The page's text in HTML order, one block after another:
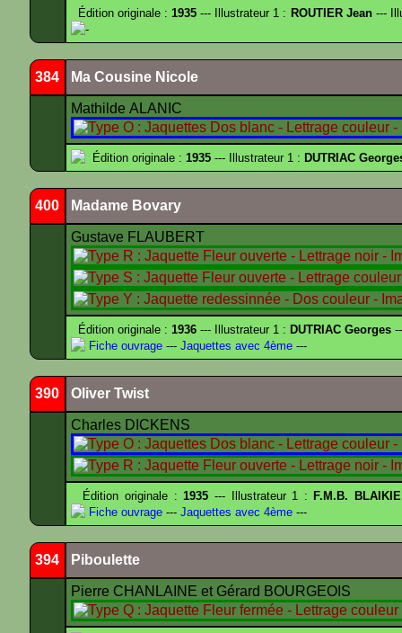
Édition originale :1935 --- Illustrateur 1 : ROUTIER Jean---
-
384 Ma Cousine Nicole
Mathilde ALANIC
Édition originale : 1935 --- Illustrateur 1 : DUTRIAC
400 Madame Bovary
Gustave FLAUBERT
Édition originale :1936 --- Illustrateur 1 : DUTRIAC Georges
Fiche ouvrage --- Jaquettes avec 4ème ---
390 Oliver Twist
Charles DICKENS
Édition originale :1935 --- Illustrateur 1 : F.M.B.
Fiche ouvrage --- Jaquettes avec 4ème ---
394 Piboulette
Pierre CHANLAINE et Gérard BOURGEOIS